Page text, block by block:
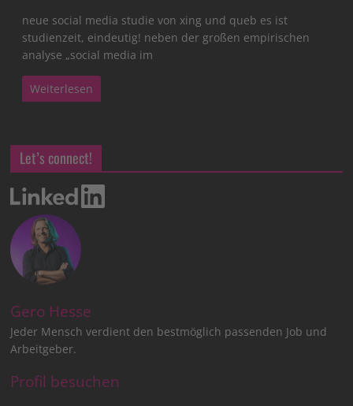
neue social media studie von xing und queb es ist
studienzeit, eindeutig! neben der großen empirischen
analyse „social media im
Weiterlesen
Let’s connect!
Gero Hesse
Jeder Mensch verdient den bestmöglich passenden Job und
Arbeitgeber.
Profil besuchen